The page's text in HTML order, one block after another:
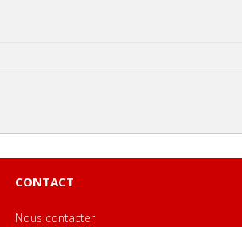
CONTACT
Nous contacter